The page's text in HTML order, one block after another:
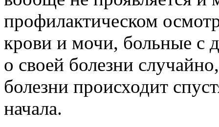
профилактическом
крови и мочи, больные с
о своей болезни
болезни происходит
начала.